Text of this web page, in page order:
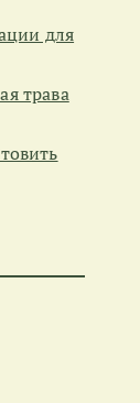
для
трава